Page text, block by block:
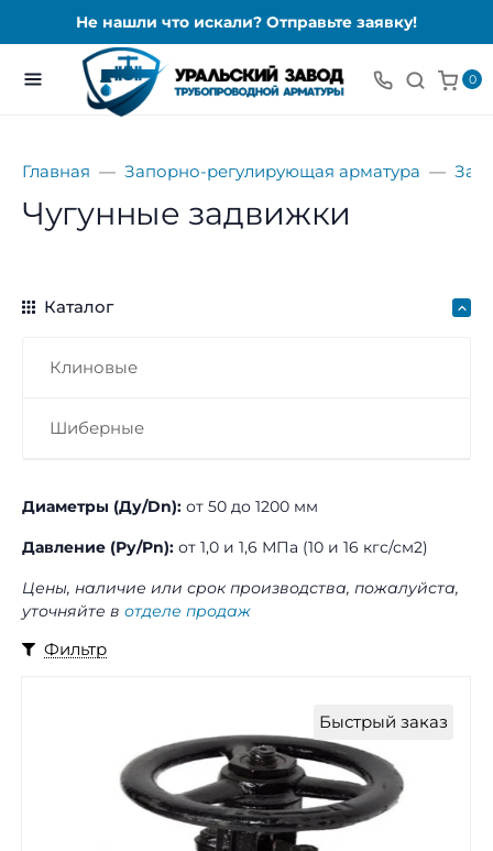
Не нашли что искали? Отправьте заявку!
0
Главная Запорно-регулирующая арматура
Чугунные задвижки
Каталог
Клиновые
Шиберные
Диаметры (Ду/Dn): от 50 до 1200 мм
Давление (Ру/Pn): от 1,0 и 1,6 МПа (10 и 16 кгс/см2)
Цены, наличие или срок производства, пожалуйста,
уточняйте в отделе продаж
Фильтр
Быстрый заказ